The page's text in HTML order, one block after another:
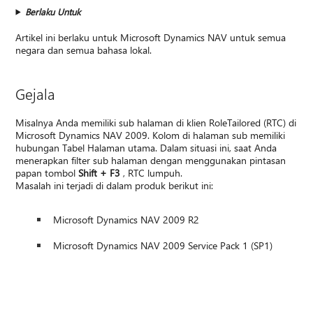
Berlaku Untuk
Artikel ini berlaku untuk Microsoft Dynamics NAV untuk semua
negara dan semua bahasa lokal.
Gejala
Misalnya Anda memiliki sub halaman di klien RoleTailored (RTC) di
Microsoft Dynamics NAV 2009. Kolom di halaman sub memiliki
hubungan Tabel Halaman utama. Dalam situasi ini, saat Anda
menerapkan filter sub halaman dengan menggunakan pintasan
papan tombolShift + F3 , RTC lumpuh.
Masalah ini terjadi di dalam produk berikut ini:
Microsoft Dynamics NAV 2009 R2
Microsoft Dynamics NAV 2009 Service Pack 1 (SP1)